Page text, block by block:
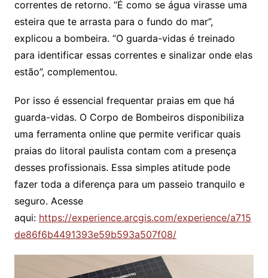
correntes de retorno. “É como se água virasse uma
esteira que te arrasta para o fundo do mar”,
explicou a bombeira. “O guarda-vidas é treinado
para identificar essas correntes e sinalizar onde elas
estão”, complementou.
Por isso é essencial frequentar praias em que há
guarda-vidas. O Corpo de Bombeiros disponibiliza
uma ferramenta online que permite verificar quais
praias do litoral paulista contam com a presença
desses profissionais. Essa simples atitude pode
fazer toda a diferença para um passeio tranquilo e
seguro. Acesse
aqui: https://experience.arcgis.com/experience/a715
de86f6b4491393e59b593a507f08/